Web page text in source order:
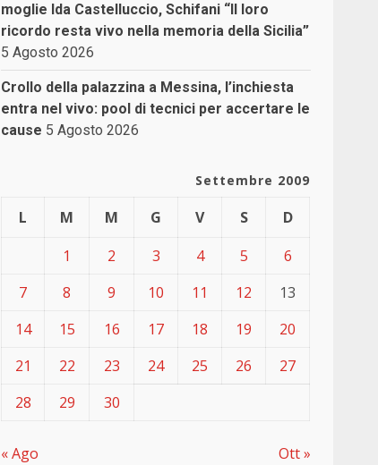
moglie Ida Castelluccio, Schifani “Il loro
ricordo resta vivo nella memoria della Sicilia”
5 Agosto 2026
Crollo della palazzina a Messina, l’inchiesta
entra nel vivo: pool di tecnici per accertare le
cause 5 Agosto 2026
Settembre 2009
L M M G V S
D
1
2 3 4 5
6
7
8 9 10 11 12
13
14
15 16 17 18 19
20
21
22 23 24 25 26
27
28
29 30
« Ago Ott »